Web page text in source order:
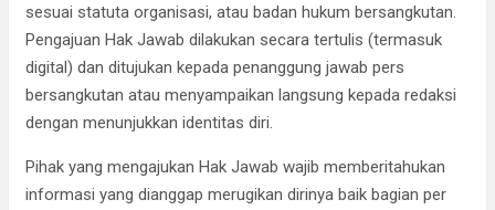
sesuai statuta organisasi, atau badan hukum bersangkutan.
Pengajuan Hak Jawab dilakukan secara tertulis (termasuk
digital) dan ditujukan kepada penanggung jawab pers
bersangkutan atau menyampaikan langsung kepada redaksi
dengan menunjukkan identitas diri.
Pihak yang mengajukan Hak Jawab wajib memberitahukan
informasi yang dianggap merugikan dirinya baik bagian per